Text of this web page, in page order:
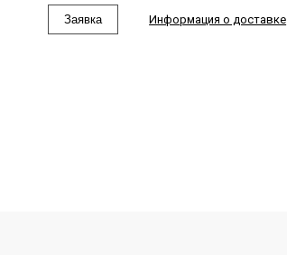
Заявка Информация о доставке